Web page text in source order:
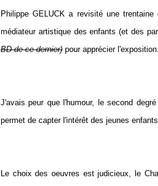
Philippe GELUCK a revisité une
médiateur artistique des enfants (et des
BD de ce dernier) pour apprécier l'exposition.
J'avais peur que l'humour, le second
permet de capter l'intérêt des jeunes
Le choix des oeuvres est judicieux, le